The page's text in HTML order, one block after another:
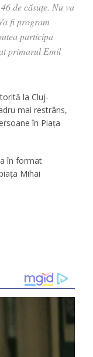
de căsuțe. Nu va
fi program
participa
primarul Emil
la Cluj-
mai restrâns,
în Piața
în format
Mihai